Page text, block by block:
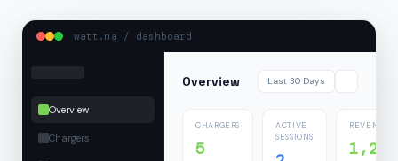
watt.ma / dashboard
Overview
Chargers
Overview Last 30 Days
CHARGERS
5
ACTIVE
SESSIONS
REVENUE
1,240